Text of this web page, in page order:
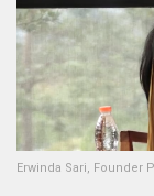
Erwinda Sari, Founder